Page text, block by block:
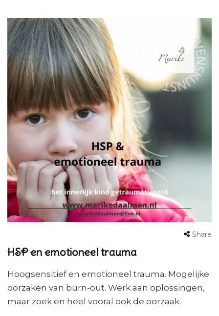
Share
HSP en emotioneel trauma
Hoogsensitief en emotioneel trauma. Mogelijke
oorzaken van burn-out. Werk aan oplossingen,
maar zoek en heel vooral ook de oorzaak.